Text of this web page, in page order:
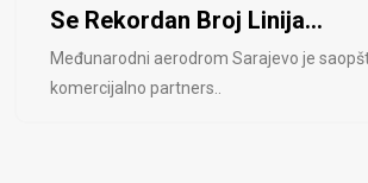
Se Rekordan Broj Linija...
Međunarodni aerodrom Sarajevo je
komercijalno partners..